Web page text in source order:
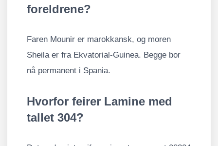
foreldrene?
Faren Mounir er marokkansk, og moren
Sheila er fra Ekvatorial-Guinea. Begge bor
nå permanent i Spania.
Hvorfor feirer Lamine med
tallet 304?